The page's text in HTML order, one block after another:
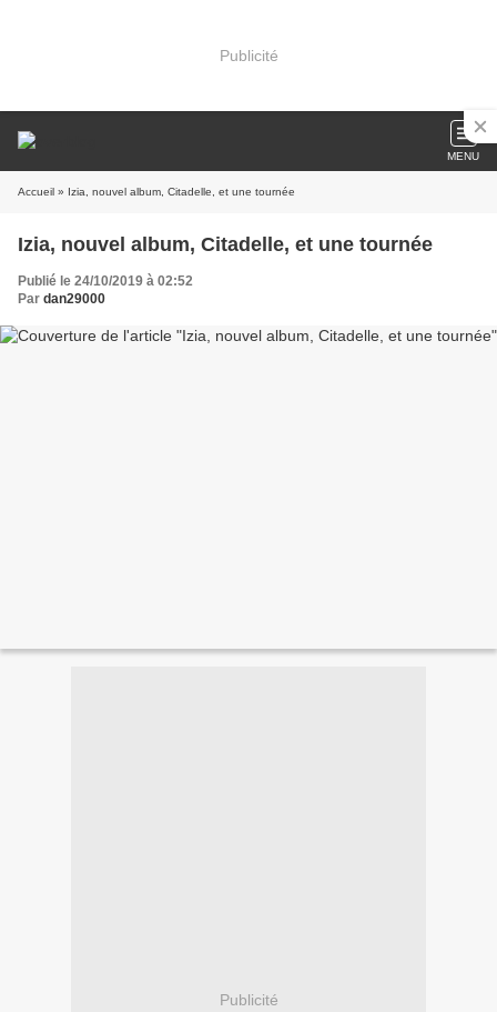
Publicité
MENU
Accueil » Izia, nouvel album, Citadelle, et une tournée
Izia, nouvel album, Citadelle, et une tournée
Publié le 24/10/2019 à 02:52
Par dan29000
Publicité